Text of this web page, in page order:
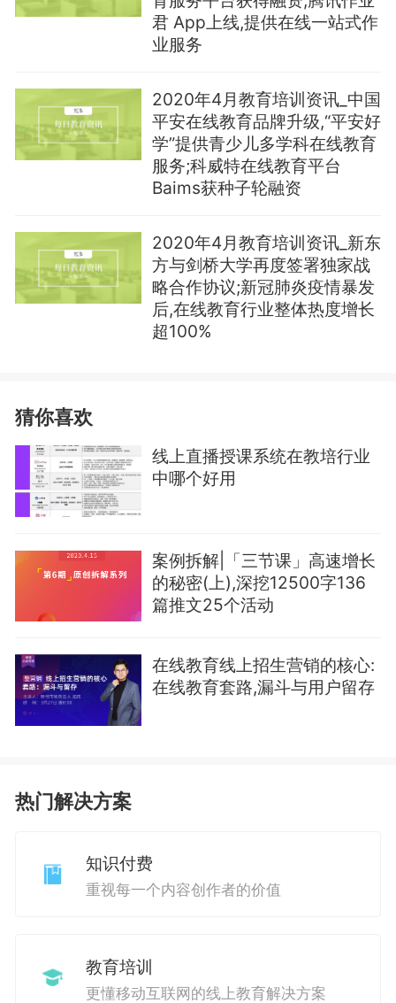
君 App上线,提供在线一站式作
业服务
2020年4月教育培训资讯_中国
平安在线教育品牌升级,“平安好
学”提供青少儿多学科在线教育
服务;科威特在线教育平台
Baims获种子轮融资
2020年4月教育培训资讯_新东
方与剑桥大学再度签署独家战
略合作协议;新冠肺炎疫情暴发
后,在线教育行业整体热度增长
超100%
猜你喜欢
线上直播授课系统在教培行业
中哪个好用
案例拆解|「三节课」高速增长
的秘密(上),深挖12500字136
篇推文25个活动
在线教育线上招生营销的核心:
在线教育套路,漏斗与用户留存
热门解决方案
知识付费
重视每一个内容创作者的价值
教育培训
更懂移动互联网的线上教育解决方案